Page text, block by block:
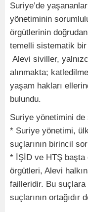
Suriye’de
yönetiminin
örgütlerinin
temelli sistematik
Alevi siviller,
alınmakta;
yaşam hakları
bulundu.
Suriye yönetimini de
* Suriye yönetimi,
suçlarının birincil
* İŞİD ve HTŞ başta
örgütleri, Alevi
failleridir. Bu
suçlarının ortağıdır